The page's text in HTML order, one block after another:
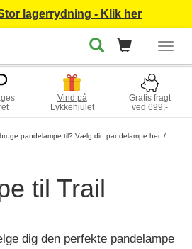
lagerrydning - Klik her
Vind på
Lykkehjulet
Gratis fragt
ved 699,-
pandelampe til? Vælg din pandelampe her
til Trail
dig den perfekte pandelampe